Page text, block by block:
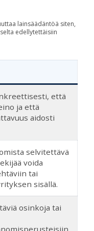
lainsäädäntöä siten,
edellytettäisiin
että
ja että
aidosti
selvitettävä
voida
tai
sisällä.
osinkoja tai